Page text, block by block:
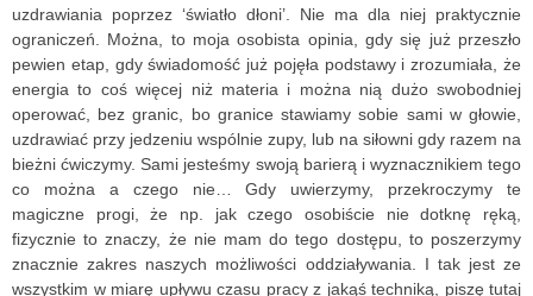
uzdrawiania poprzez ‘światło dłoni’. Nie ma dla niej praktycznie
ograniczeń. Można, to moja osobista opinia, gdy się już przeszło
pewien etap, gdy świadomość już pojęła podstawy i zrozumiała, że
energia to coś więcej niż materia i można nią dużo swobodniej
operować, bez granic, bo granice stawiamy sobie sami w głowie,
uzdrawiać przy jedzeniu wspólnie zupy, lub na siłowni gdy razem na
bieżni ćwiczymy. Sami jesteśmy swoją barierą i wyznacznikiem tego
co można a czego nie… Gdy uwierzymy, przekroczymy te
magiczne progi, że np. jak czego osobiście nie dotknę ręką,
fizycznie to znaczy, że nie mam do tego dostępu, to poszerzymy
znacznie zakres naszych możliwości oddziaływania. I tak jest ze
wszystkim w miarę upływu czasu pracy z jakąś techniką, piszę tutaj